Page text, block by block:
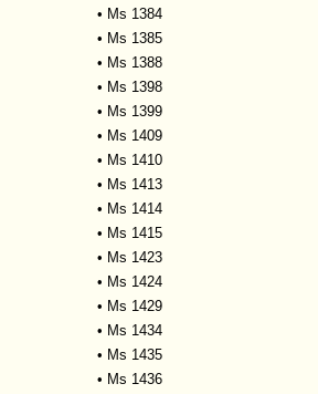
• Ms 1384
• Ms 1385
• Ms 1388
• Ms 1398
• Ms 1399
• Ms 1409
• Ms 1410
• Ms 1413
• Ms 1414
• Ms 1415
• Ms 1423
• Ms 1424
• Ms 1429
• Ms 1434
• Ms 1435
• Ms 1436